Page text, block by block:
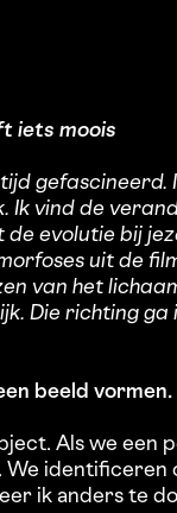
iets moois
gefascineerd.
Ik vind de
evolutie bij
uit de
van het
Die richting
beeld
Als we een
We identificeren
ik anders te